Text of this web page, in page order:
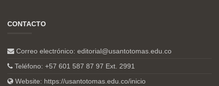
CONTACTO
Correo electrónico: editorial@usantotomas.edu.co
Teléfono: +57 601 587 87 97 Ext. 2991
Website: https://usantotomas.edu.co/inicio